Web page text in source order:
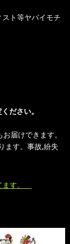
スト等ヤバイモチ
ださい。
届けできます。
ます。事故,紛失
ます。